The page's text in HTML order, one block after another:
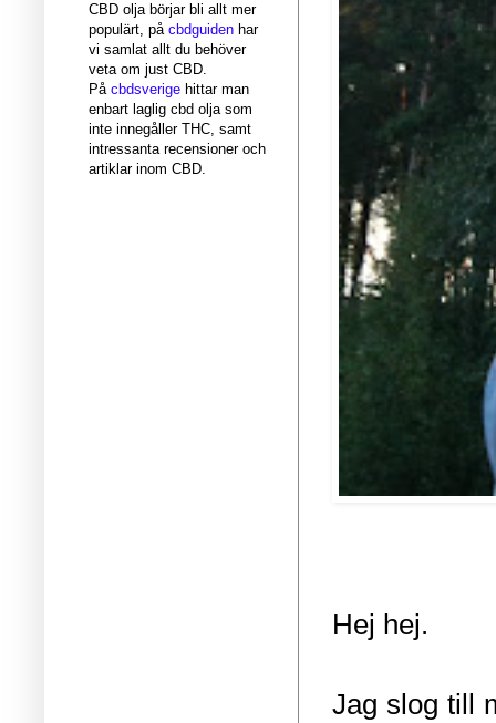
Hej hej.
Jag slog till
CBD olja börjar bli allt mer
populärt, påcbdguiden har
vi samlat allt du behöver
veta om just CBD.
På cbdsverige hittar man
enbart laglig cbd olja som
inte innegåller THC, samt
intressanta recensioner och
artiklar inom CBD.